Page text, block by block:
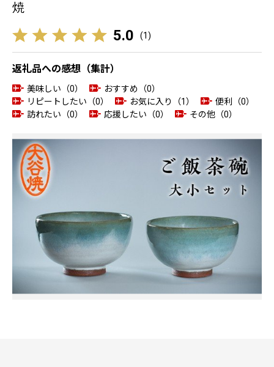
焼
5.0 (1)
返礼品への感想（集計）
美味しい（0）
おすすめ（0）
リピートしたい（0）
お気に入り（1）
便利（0）
訪れたい（0）
応援したい（0） その他（0）